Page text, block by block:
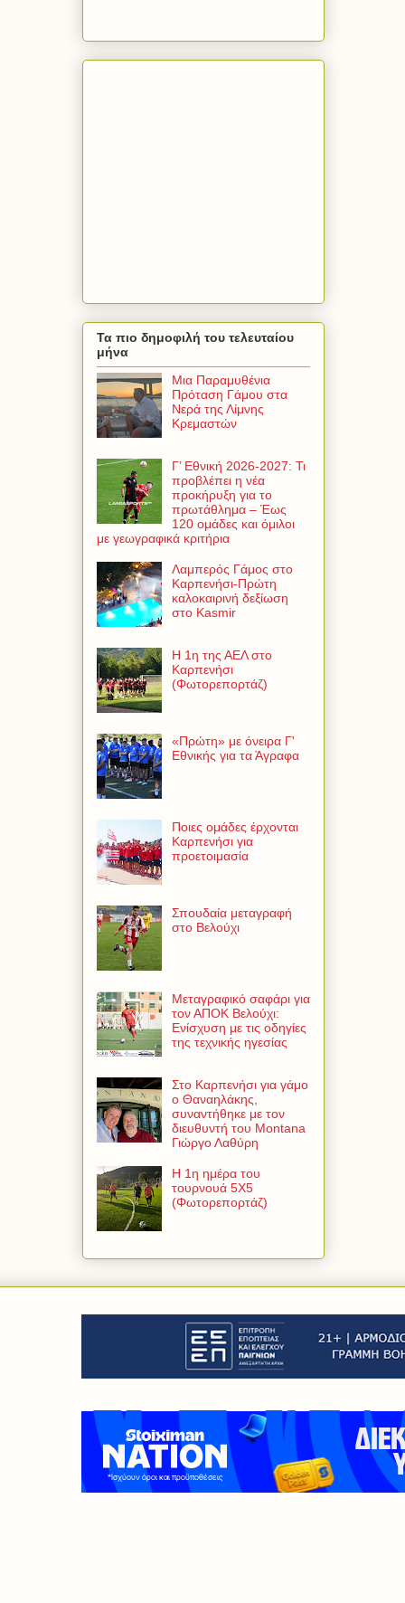
Τα πιο δημοφιλή του τελευταίου
μήνα
Μια Παραμυθένια
Πρόταση Γάμου στα
Νερά της Λίμνης
Κρεμαστών
Γ’ Εθνική 2026-2027: Τι
προβλέπει η νέα
προκήρυξη για το
πρωτάθλημα – Έως
120 ομάδες και όμιλοι
με γεωγραφικά κριτήρια
Λαμπερός Γάμος στο
Καρπενήσι-Πρώτη
καλοκαιρινή δεξίωση
στο Kasmir
Η 1η της ΑΕΛ στο
Καρπενήσι
(Φωτορεπορτάζ)
«Πρώτη» με όνειρα Γ'
Εθνικής για τα Άγραφα
Ποιες ομάδες έρχονται
Καρπενήσι για
προετοιμασία
Σπουδαία μεταγραφή
στο Βελούχι
Μεταγραφικό σαφάρι για
τον ΑΠΟΚ Βελούχι:
Ενίσχυση με τις οδηγίες
της τεχνικής ηγεσίας
Στο Καρπενήσι για γάμο
ο Θαναηλάκης,
συναντήθηκε με τον
διευθυντή του Montana
Γιώργο Λαθύρη
Η 1η ημέρα του
τουρνουά 5Χ5
(Φωτορεπορτάζ)